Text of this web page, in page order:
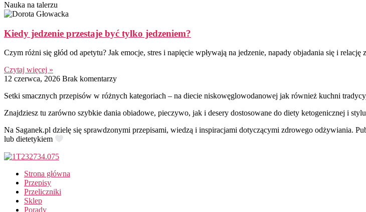
Nauka na talerzu
Kiedy jedzenie przestaje być tylko jedzeniem?
Czym różni się głód od apetytu? Jak emocje, stres i napięcie wpływają na jedzenie, napady objadania się i relację
Czytaj więcej »
12 czerwca, 2026 Brak komentarzy
Setki smacznych przepisów w różnych kategoriach – na diecie niskowęglowodanowej jak również kuchni
Znajdziesz tu zarówno szybkie dania obiadowe, pieczywo, jak i desery dostosowane do diety ketogenicznej i
Na Saganek.pl dzielę się sprawdzonymi przepisami, wiedzą i inspiracjami dotyczącymi zdrowego odżywiania.
lub dietetykiem
Strona główna
Przepisy
Przeliczniki
Sklep
Porady